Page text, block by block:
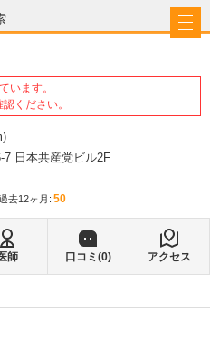
います。
ください。
)
7 日本共産党ビル2F
去12ヶ月: 50
師 口コミ(0) アクセス